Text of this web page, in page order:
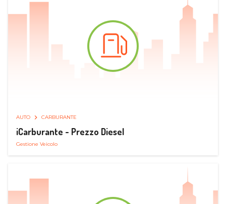
AUTO CARBURANTE
iCarburante - Prezzo Diesel
Gestione Veicolo